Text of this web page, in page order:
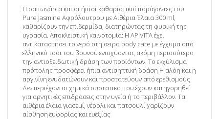
Η σαπωνάρια και οι ήπιοι καθαριστικοί παράγοντες του
Pure Jasmine Αφρόλουτρου με Αιθέρια Έλαια 300 ml,
καθαρίζουν την επιδερμίδα, διατηρώντας τη φυσική της
υγρασία. Αποκλειστική καινοτομία: Η APIVITA έχει
αντικαταστήσει το νερό στη σειρά body care με έγχυμα από
ελληνικό τσάι του βουνού ενισχύοντας ακόμη περισσότερο
την αντιοξειδωτική δράση των προϊόντων. Το εκχύλισμα
πρόπολης προσφέρει ήπια αντισηπτική δράση Η αλόη και η
αργινίνη ενυδατώνουν και προστατεύουν από ερεθισμούς
Δεν περιέχονται χημικά συστατικά που έχουν κατηγορηθεί
για αρνητικές επιδράσεις στην υγεία ή το περιβάλλον. Τα
αιθέρια έλαια γιασεμί, νέρολι και πατσουλί χαρίζουν
αίσθηση ευφορίας και ευεξίας